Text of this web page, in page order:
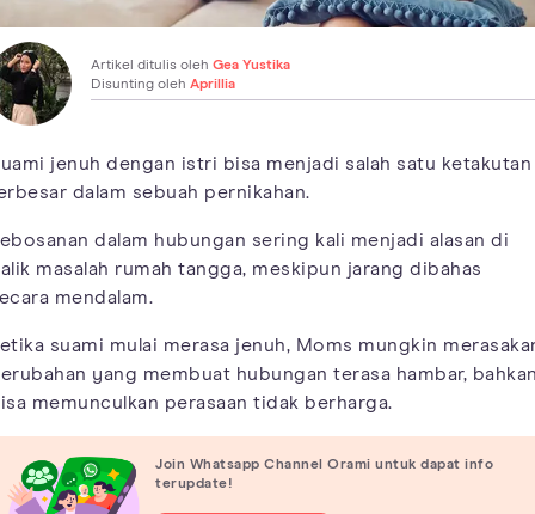
Artikel ditulis oleh Gea Yustika
Disunting oleh Aprillia
jenuh dengan istri bisa menjadi salah satu ketakutan
dalam sebuah pernikahan.
dalam hubungan sering kali menjadi alasan di
masalah rumah tangga, meskipun jarang dibahas
mendalam.
suami mulai merasa jenuh, Moms mungkin
yang membuat hubungan terasa hambar,
memunculkan perasaan tidak berharga.
Join Whatsapp Channel Orami untuk dapat info
terupdate!